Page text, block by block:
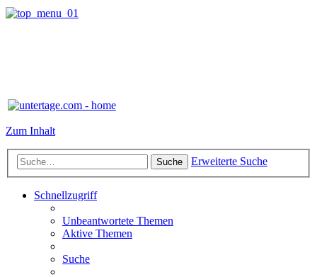
Zum Inhalt
Suche Erweiterte Suche
Schnellzugriff
Unbeantwortete Themen
Aktive Themen
Suche